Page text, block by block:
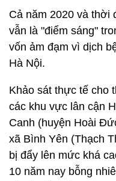
Cả năm 2020 và thời
vẫn là "điểm sáng"
vốn ảm đạm vì dịch
Hà Nội.
Khảo sát thực tế cho
các khu vực lân cận
Canh (huyện Hoài
xã Bình Yên (Thạch
bị đẩy lên mức khá
10 năm nay bỗng